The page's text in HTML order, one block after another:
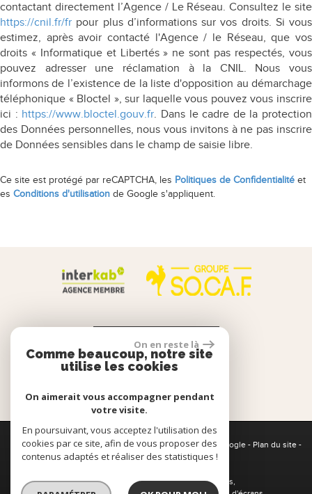
contactant directement l’Agence / Le Réseau. Consultez le site
https://cnil.fr/fr pour plus d’informations sur vos droits. Si vous
estimez, après avoir contacté l'Agence / le Réseau, que vos
droits « Informatique et Libertés » ne sont pas respectés, vous
pouvez adresser une réclamation à la CNIL. Nous vous
informons de l’existence de la liste d'opposition au démarchage
téléphonique « Bloctel », sur laquelle vous pouvez vous inscrire
ici : https://www.bloctel.gouv.fr. Dans le cadre de la protection
des Données personnelles, nous vous invitons à ne pas inscrire
de Données sensibles dans le champ de saisie libre.
Ce site est protégé par reCAPTCHA, les Politiques de Confidentialité et
es Conditions d'utilisation de Google s'appliquent.
Calculette Financière
© 2026 | Tous droits réservés | Traduction powered by Google - Plan du site-
Mentions légales-Partenaires-Admin
Site internet compatible multi-supports,
On en reste là
Comme beaucoup, notre site
utilise les cookies
On aimerait vous accompagner pendant
votre visite.
En poursuivant, vous acceptez l'utilisation des
cookies par ce site, afin de vous proposer des
contenus adaptés et réaliser des statistiques !